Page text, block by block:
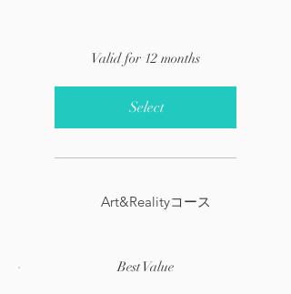
Valid for 12 months
Select
Art&Realityコース
Best Value